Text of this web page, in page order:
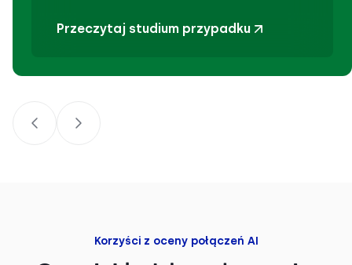
Przeczytaj studium przypadku
Korzyści z oceny połączeń AI